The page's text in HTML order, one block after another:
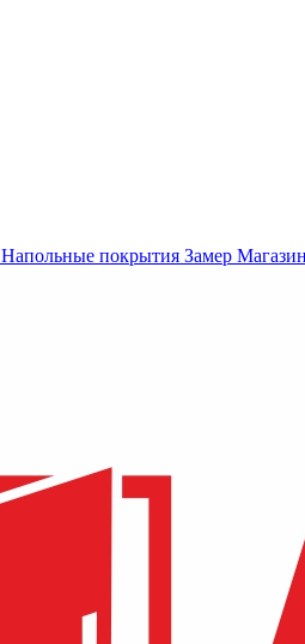
Напольные покрытия Замер